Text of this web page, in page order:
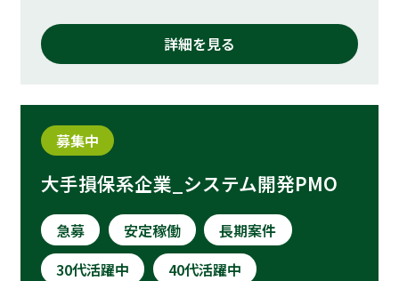
詳細を見る
募集中
大手損保系企業_システム開発PMO
急募 安定稼働
長期案件
30代活躍中
40代活躍中